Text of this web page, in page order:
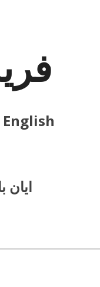
English
ايان